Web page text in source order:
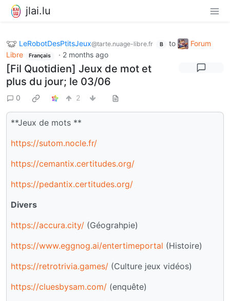
jlai.lu
LeRobotDesPtitsJeux@tarte.nuage-libre.fr B to
Forum
Libre
Français · 2 months ago
[Fil Quotidien] Jeux de mot et
plus du jour; le 03/06
0 2
**Jeux de mots **
https://sutom.nocle.fr/
https://cemantix.certitudes.org/
https://pedantix.certitudes.org/
Divers
https://accura.city/ (Géograhpie)
https://www.eggnog.ai/entertimeportal (Histoire)
https://retrotrivia.games/ (Culture jeux vidéos)
https://cluesbysam.com/ (enquête)